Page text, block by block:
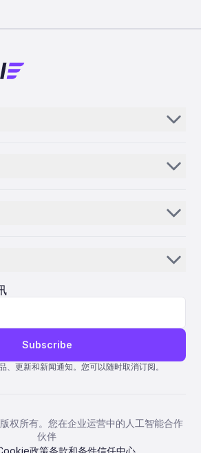
Subscribe
、更新和新闻通知。您可以随时取消订阅。
权所有。您在企业运营中的人工智能合作
伙伴
政策条款和条件信任中心